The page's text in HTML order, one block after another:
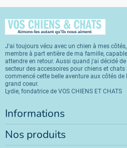
J'ai toujours vécu avec un chien à mes
membre à part entière de ma famille,
attendre en retour. Aussi quand j'ai décidé
secteur des accessoires pour chiens et
commencé cette belle aventure aux côtés de
grand coeur.
Lydie, fondatrice de VOS CHIENS ET CHATS
Informations
Nos produits